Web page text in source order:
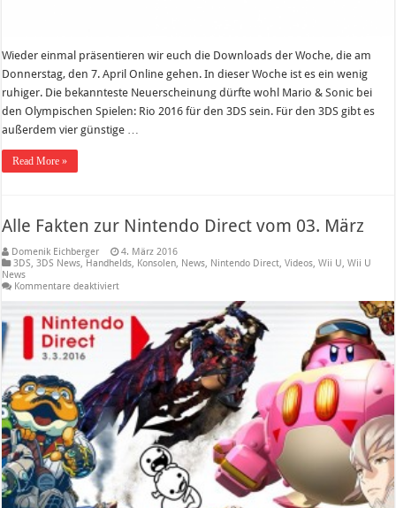
Wieder einmal präsentieren wir euch die Downloads der Woche, die am
Donnerstag, den 7. April Online gehen. In dieser Woche ist es ein wenig
ruhiger. Die bekannteste Neuerscheinung dürfte wohl Mario & Sonic bei
den Olympischen Spielen: Rio 2016 für den 3DS sein. Für den 3DS gibt es
außerdem vier günstige …
Read More »
Alle Fakten zur Nintendo Direct vom 03. März
Domenik Eichberger
4. März 2016
3DS,3DS News, Handhelds, Konsolen, News, Nintendo Direct,Videos,Wii U,Wii U
News
Kommentare deaktiviertfür
Fakten
zur
Nintendo
Direct
vom
03.
März